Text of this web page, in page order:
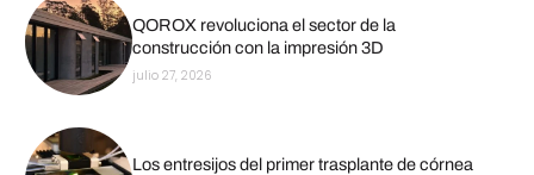
QOROX revoluciona el sector de la
construcción con la impresión 3D
julio 27, 2026
Los entresijos del primer trasplante de córnea